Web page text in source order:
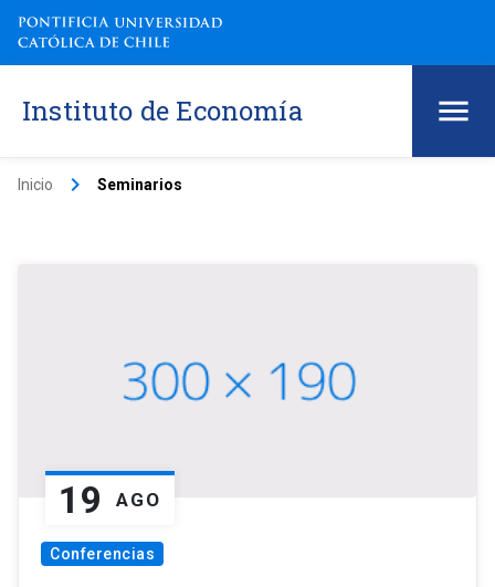
Instituto de Economía
Inicio keyboard_arrow_right Seminarios
19 AGO
Conferencias